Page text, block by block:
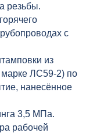
резьбы.
с
из
марке ЛС59-2) по
нанесённое
3,5 МПа.
рабочей